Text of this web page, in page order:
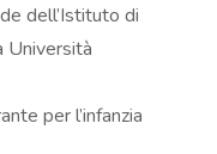
dell’Istituto di
Università
per l’infanzia